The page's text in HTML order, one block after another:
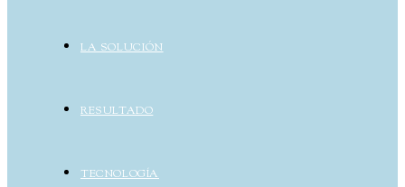
LA SOLUCIÓN
RESULTADO
TECNOLOGÍA